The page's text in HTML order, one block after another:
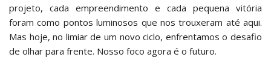
projeto, cada empreendimento e cada pequena vitória
foram como pontos luminosos que nos trouxeram até aqui.
Mas hoje, no limiar de um novo ciclo, enfrentamos o desafio
de olhar para frente. Nosso foco agora é o futuro.